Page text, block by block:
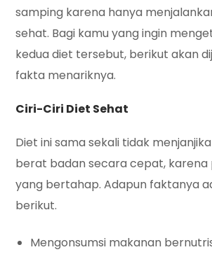
samping karena hanya
sehat. Bagi kamu yang ingin
kedua diet tersebut, berikut akan
fakta menariknya.
Ciri-Ciri Diet Sehat
Diet ini sama sekali tidak
berat badan secara cepat, karena
yang bertahap. Adapun faktanya
berikut.
Mengonsumsi makanan